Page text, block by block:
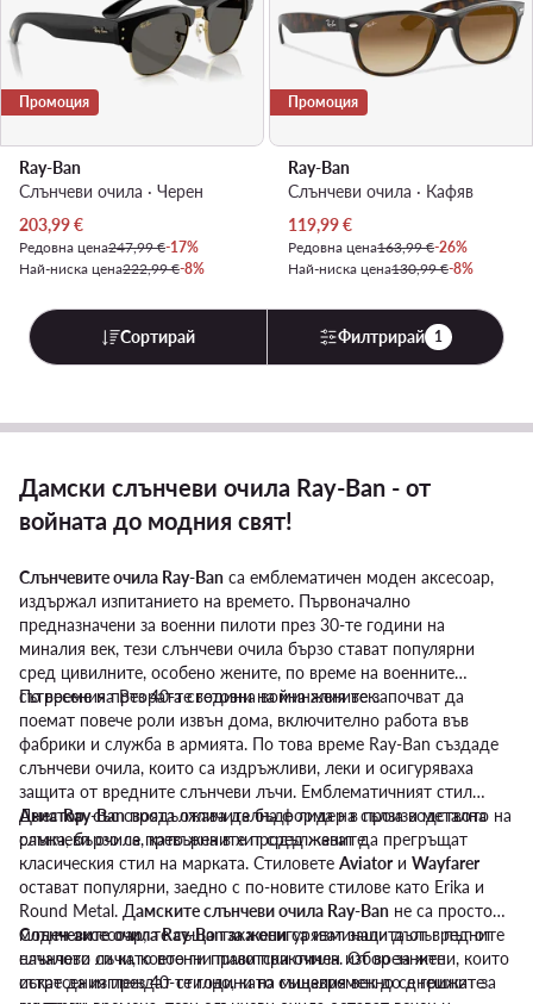
Промоция
Ray-Ban
Слънчеви очила · Черен
Актуална цена
203,99€
Редовна цена247,99 €-17%
Най-ниска цена222,99 €-8%
Промоция
Ray-Ban
Слънчеви очила · Кафяв
Актуална цена
119,99€
Редовна цена163,99 €-26%
Най-ниска цена130,99 €-8%
Сортирай Филтрирай 1
Дамски слънчеви очила Ray-Ban - от
войната до модния свят!
Слънчевите очила Ray-Ban са емблематичен моден аксесоар,
издържал изпитанието на времето. Първоначално
предназначени за военни пилоти през 30-те години на
миналия век, тези слънчеви очила бързо стават популярни
сред цивилните, особено жените, по време на военните
сътресения през 40-те години на миналия век.
По време на Втората световна война жените започват да
поемат повече роли извън дома, включително работа във
фабрики и служба в армията. По това време Ray-Ban създаде
слънчеви очила, които са издръжливи, леки и осигуряваха
защита от вредните слънчеви лъчи. Емблематичният стил
Авиатор, със своята отличителна форма на сълза и метална
рамка, бързо се превърна в хит сред жените.
ДнесRay-Banпродължава да бъде лидер в производството на
слънчеви очила, като жените продължават да прегръщат
класическия стил на марката. Стиловете Aviatorи Wayfarer
остават популярни, заедно с по-новите стилове като Erika и
Round Metal. Дамските слънчеви очила Ray-Ban не са просто
моден аксесоар; те също така осигуряват защита от вредните
слънчеви лъчи, което ги прави практичен избор за жени, които
искат да изглеждат стилно, като същевременно се грижат за
Слънчевите очила Ray-Ban за жениса изминали дълъг път от
началото си като военни пилотски очила. От военните
сътресения през 40-те години на миналия век до днешните